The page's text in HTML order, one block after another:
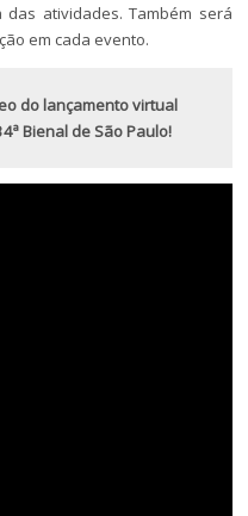
atividades. Também será
em cada evento.
do lançamento virtual
Bienal de São Paulo!